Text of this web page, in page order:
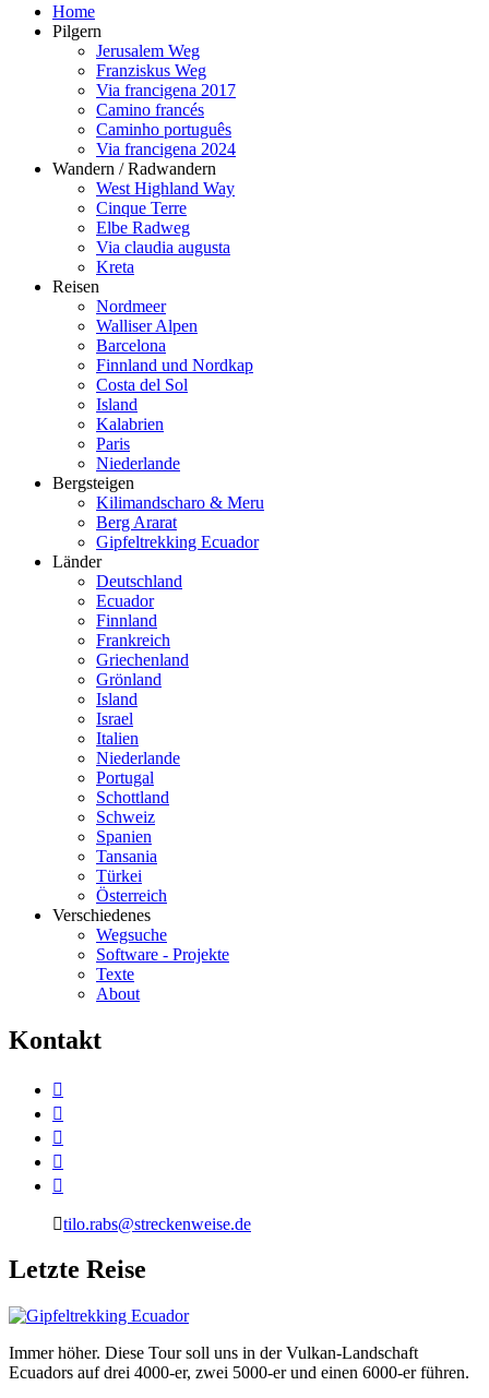
Home
Pilgern
Jerusalem Weg
Franziskus Weg
Via francigena 2017
Camino francés
Caminho português
Via francigena 2024
Wandern / Radwandern
West Highland Way
Cinque Terre
Elbe Radweg
Via claudia augusta
Kreta
Reisen
Nordmeer
Walliser Alpen
Barcelona
Finnland und Nordkap
Costa del Sol
Island
Kalabrien
Paris
Niederlande
Bergsteigen
Kilimandscharo & Meru
Berg Ararat
Gipfeltrekking Ecuador
Länder
Deutschland
Ecuador
Finnland
Frankreich
Griechenland
Grönland
Island
Israel
Italien
Niederlande
Portugal
Schottland
Schweiz
Spanien
Tansania
Türkei
Österreich
Verschiedenes
Wegsuche
Software - Projekte
Texte
About
Kontakt
tilo.rabs@streckenweise.de
Letzte Reise
Immer höher. Diese Tour soll uns in der Vulkan-Landschaft
Ecuadors auf drei 4000-er, zwei 5000-er und einen 6000-er führen.